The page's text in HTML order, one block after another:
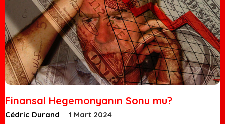
Finansal Hegemonyanın Sonu mu?
Cédric Durand - 1 Mart 2024